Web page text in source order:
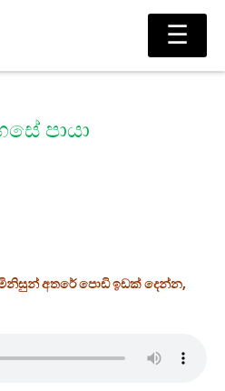
Main
පායා
අතරේ පොඩි ඉඩක් දෙන්න,
☰